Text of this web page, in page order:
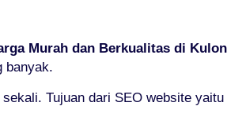
Murah dan Berkualitas di
banyak.
sekali. Tujuan dari SEO website